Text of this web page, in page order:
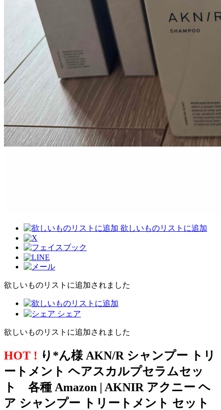
欲しいものリストに追加
欲しいものリストに追加されました
シェア
欲しいものリストに追加されました
HOT ! り*ん様 AKN/R シャンプー トリ
ートメント ヘアスカルプセラムセッ
ト 各種 Amazon | AKNIR アクニー ヘ
ア シャンプー トリートメント セット